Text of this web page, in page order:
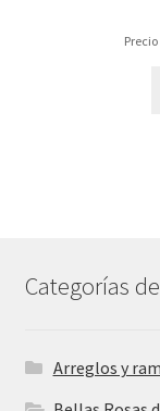
Categorías
Arreglos y